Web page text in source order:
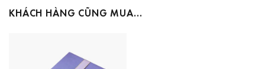
KHÁCH HÀNG CŨNG MUA…